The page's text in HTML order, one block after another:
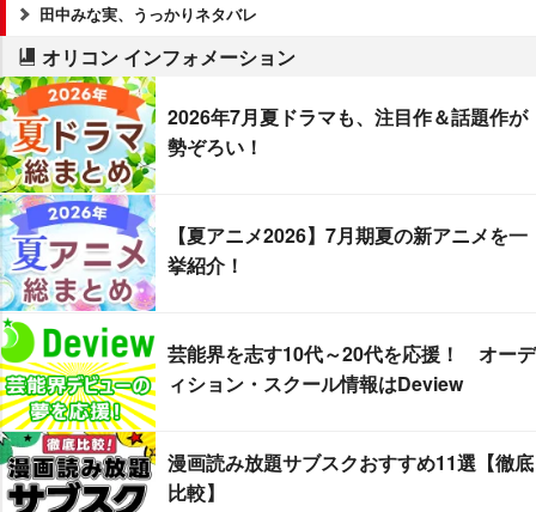
田中みな実、うっかりネタバレ
オリコン インフォメーション
2026年7月夏ドラマも、注目作＆話題作が
勢ぞろい！
【夏アニメ2026】7月期夏の新アニメを一
挙紹介！
芸能界を志す10代～20代を応援！ オーデ
ィション・スクール情報はDeview
漫画読み放題サブスクおすすめ11選【徹底
比較】